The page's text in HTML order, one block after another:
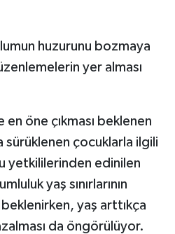
huzurunu bozmaya
yer alması
öne çıkması beklenen
çocuklarla ilgili
yetkililerinden edinilen
yaş sınırlarının
yaş arttıkça
da öngörülüyor.